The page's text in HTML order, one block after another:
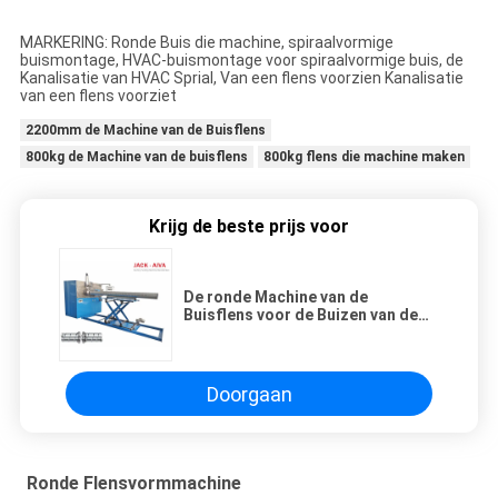
MARKERING: Ronde Buis die machine, spiraalvormige
buismontage, HVAC-buismontage voor spiraalvormige buis, de
Kanalisatie van HVAC Sprial, Van een flens voorzien Kanalisatie
van een flens voorziet
2200mm de Machine van de Buisflens
800kg de Machine van de buisflens
800kg flens die machine maken
Krijg de beste prijs voor
De ronde Machine van de
Buisflens voor de Buizen van de
Doorgaan
Ronde Flensvormmachine